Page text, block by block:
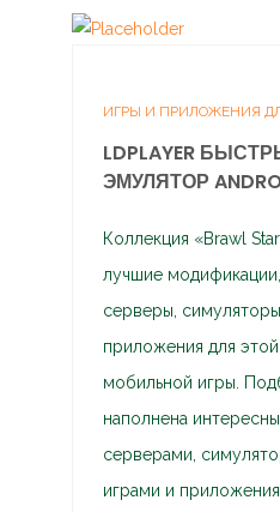
ИГРЫ И ПРИЛОЖЕНИЯ
LDPLAYER
ЭМУЛЯТОР
Коллекция «Brawl
лучшие
серверы,
приложения для
мобильной игры.
наполнена
серверами,
играми и